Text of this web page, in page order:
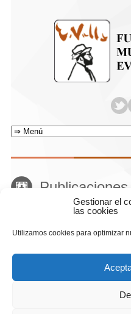
Gestionar el
las cookies
Utilizamos cookies para optimizar
Home El museo